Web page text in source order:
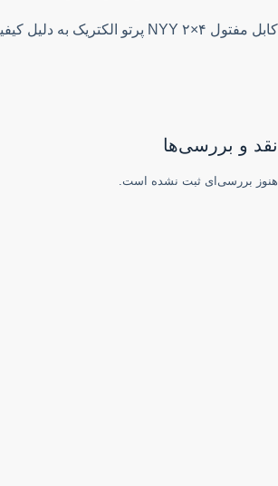
کابل مفتول NYY ۲×۴ پرتو الکتریک به دلیل کیفیت بالا، دوام مناسب و ایمنی در نصب و استفاده، انتخابی مطمئن برای پروژه‌های ساختمانی و صنعتی به شمار می‌آید.
نقد و بررسی‌ها
هنوز بررسی‌ای ثبت نشده است.